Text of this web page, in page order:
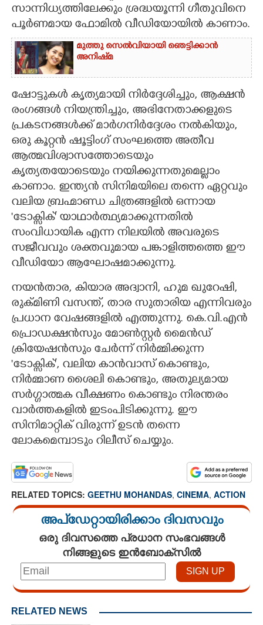
സാന്നിധ്യത്തിലേക്കും ശ്രദ്ധയൂന്നി ഗീതുവിനെ
പൂർണമായ ഫോമിൽ വീഡിയോയിൽ കാണാം.
മുത്തു സെൽവിയായി ഞെട്ടിക്കാൻ
അനിഷ്‌മ
ഷോട്ടുകൾ കൃത്യമായി നിർദ്ദേശിച്ചും, ആക്ഷൻ
രംഗങ്ങൾ നിയന്ത്രിച്ചും, അഭിനേതാക്കളുടെ
പ്രകടനങ്ങൾക്ക് മാർഗനിർദ്ദേശം നൽകിയും,
ഒരു കൂറ്റൻ ഷൂട്ടിംഗ് സംഘത്തെ അതീവ
ആത്മവിശ്വാസത്തോടെയും
കൃത്യതയോടെയും നയിക്കുന്നതുമെല്ലാം
കാണാം. ഇന്ത്യൻ സിനിമയിലെ തന്നെ ഏറ്റവും
വലിയ ബ്രഹ്മാണ്ഡ ചിത്രങ്ങളിൽ ഒന്നായ
'ടോക്സിക്' യാഥാർത്ഥ്യമാക്കുന്നതിൽ
സംവിധായിക എന്ന നിലയിൽ അവരുടെ
സജീവവും ശക്തവുമായ പങ്കാളിത്തത്തെ ഈ
വീഡിയോ ആഘോഷമാക്കുന്നു.
നയൻതാര, കിയാര അദ്വാനി, ഹുമ ഖുറേഷി,
രുക്മിണി വസന്ത്, താര സുതാരിയ എന്നിവരും
പ്രധാന വേഷങ്ങളിൽ എത്തുന്നു. കെ.വി.എൻ
പ്രൊഡക്ഷൻസും മോൺസ്റ്റർ മൈൻഡ്
ക്രിയേഷൻസും ചേർന്ന് നിർമ്മിക്കുന്ന
'ടോക്സിക്', വലിയ കാൻവാസ് കൊണ്ടും,
നിർമ്മാണ ശൈലി കൊണ്ടും, അതുല്യമായ
സർഗ്ഗാത്മക വീക്ഷണം കൊണ്ടും നിരന്തരം
വാർത്തകളിൽ ഇടംപിടിക്കുന്നു. ഈ
സിനിമാറ്റിക് വിരുന്ന് ഉടൻ തന്നെ
ലോകമെമ്പാടും റിലീസ് ചെയ്യും.
RELATED TOPICS: GEETHU MOHANDAS, CINEMA, ACTION
അപ്ഡേറ്റായിരിക്കാം ദിവസവും
ഒരു ദിവസത്തെ പ്രധാന സംഭവങ്ങൾ
നിങ്ങളുടെ ഇൻബോക്സിൽ
RELATED NEWS